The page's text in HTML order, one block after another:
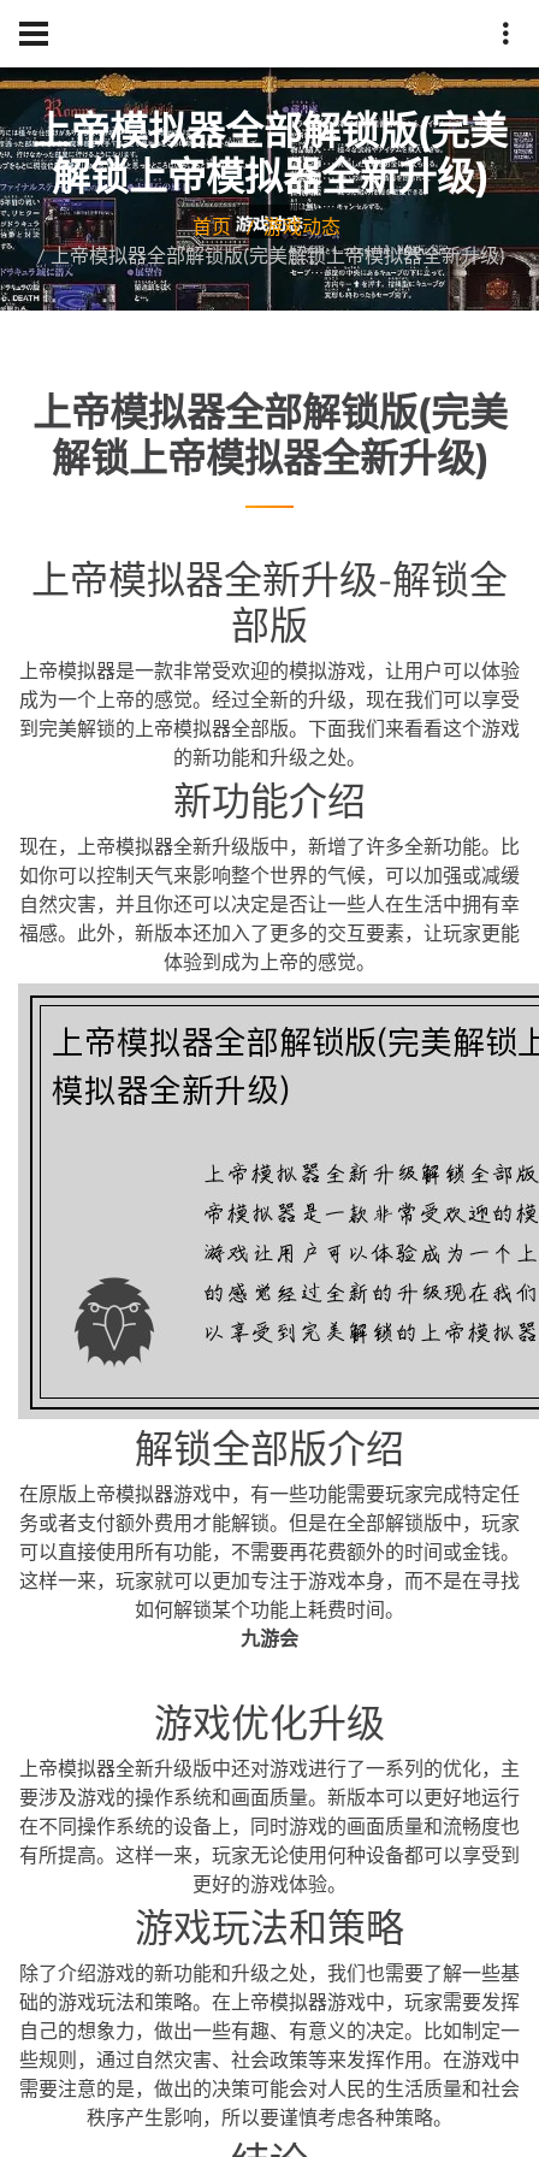
上帝模拟器全部解锁版(完美
解锁上帝模拟器全新升级)
首页
游戏动态
上帝模拟器全部解锁版(完美解锁上帝模拟器全新升级)
上帝模拟器全部解锁版(完美
解锁上帝模拟器全新升级)
上帝模拟器全新升级-解锁全
部版
上帝模拟器是一款非常受欢迎的模拟游戏，让用户可以体验
成为一个上帝的感觉。经过全新的升级，现在我们可以享受
到完美解锁的上帝模拟器全部版。下面我们来看看这个游戏
的新功能和升级之处。
新功能介绍
现在，上帝模拟器全新升级版中，新增了许多全新功能。比
如你可以控制天气来影响整个世界的气候，可以加强或减缓
自然灾害，并且你还可以决定是否让一些人在生活中拥有幸
福感。此外，新版本还加入了更多的交互要素，让玩家更能
体验到成为上帝的感觉。
解锁全部版介绍
在原版上帝模拟器游戏中，有一些功能需要玩家完成特定任
务或者支付额外费用才能解锁。但是在全部解锁版中，玩家
可以直接使用所有功能，不需要再花费额外的时间或金钱。
这样一来，玩家就可以更加专注于游戏本身，而不是在寻找
如何解锁某个功能上耗费时间。
九游会
游戏优化升级
上帝模拟器全新升级版中还对游戏进行了一系列的优化，主
要涉及游戏的操作系统和画面质量。新版本可以更好地运行
在不同操作系统的设备上，同时游戏的画面质量和流畅度也
有所提高。这样一来，玩家无论使用何种设备都可以享受到
更好的游戏体验。
游戏玩法和策略
除了介绍游戏的新功能和升级之处，我们也需要了解一些基
础的游戏玩法和策略。在上帝模拟器游戏中，玩家需要发挥
自己的想象力，做出一些有趣、有意义的决定。比如制定一
些规则，通过自然灾害、社会政策等来发挥作用。在游戏中
需要注意的是，做出的决策可能会对人民的生活质量和社会
秩序产生影响，所以要谨慎考虑各种策略。